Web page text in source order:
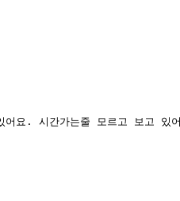
어요. 시간가는줄 모르고 보고 있